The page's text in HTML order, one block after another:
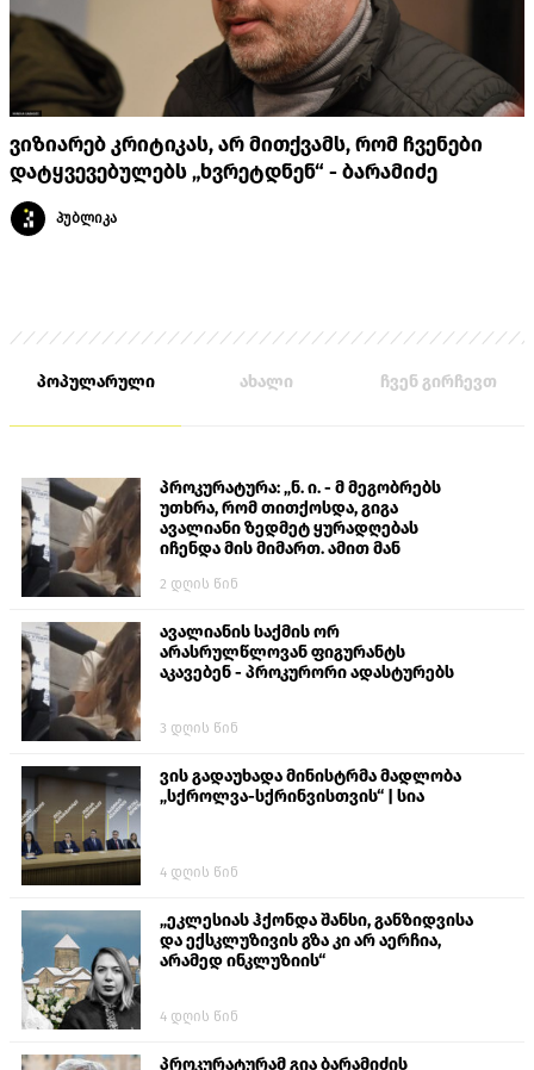
ვიზიარებ კრიტიკას, არ მითქვამს, რომ ჩვენები
დატყვევებულებს „ხვრეტდნენ“ - ბარამიძე
პუბლიკა
პოპულარული ახალი ჩვენ გირჩევთ
პროკურატურა: „ნ. ი. - მ მეგობრებს
უთხრა, რომ თითქოსდა, გიგა
ავალიანი ზედმეტ ყურადღებას
იჩენდა მის მიმართ. ამით მან
თავს დასხმოდა გიგა ავალიანს“
2 დღის წინ
ავალიანის საქმის ორ
არასრულწლოვან ფიგურანტს
აკავებენ - პროკურორი ადასტურებს
3 დღის წინ
ვის გადაუხადა მინისტრმა მადლობა
„სქროლვა-სქრინვისთვის“ | სია
4 დღის წინ
„ეკლესიას ჰქონდა შანსი, განზიდვისა
და ექსკლუზივის გზა კი არ აერჩია,
არამედ ინკლუზიის“
4 დღის წინ
პროკურატურამ გია ბარამიძის